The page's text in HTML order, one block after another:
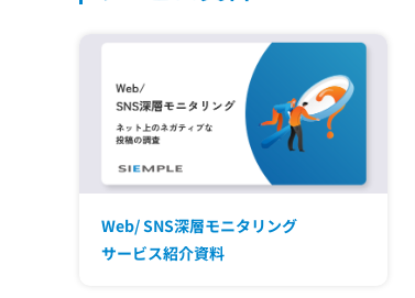
Web/ SNS深層モニタリング
サービス紹介資料